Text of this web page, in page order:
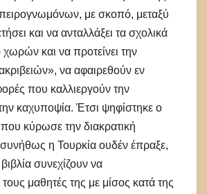
με σκοπό, μεταξύ
και να ανταλλάξει τα σχολικά
χωρών και να προτείνει την
να αφαιρεθούν εν
που καλλιεργούν την
καχυποψία. Έτσι ψηφίστηκε ο
κύρωσε την διακρατική
η Τουρκία ουδέν έπραξε,
συνεχίζουν να
μαθητές της με μίσος κατά της